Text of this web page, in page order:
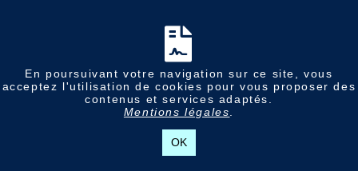
En poursuivant votre navigation sur ce site, vous
acceptez l'utilisation de cookies pour vous proposer des
contenus et services adaptés.
Mentions légales
OK